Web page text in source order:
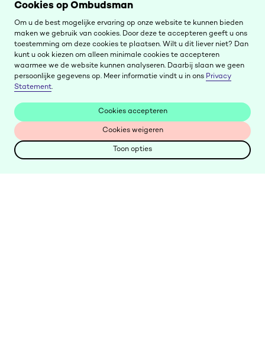
Cookies op Ombudsman
Om u de best mogelijke ervaring op onze website te kunnen bieden
maken we gebruik van cookies. Door deze te accepteren geeft u ons
toestemming om deze cookies te plaatsen. Wilt u dit liever niet? Dan
kunt u ook kiezen om alleen minimale cookies te accepteren
waarmee we de website kunnen analyseren. Daarbij slaan we geen
persoonlijke gegevens op. Meer informatie vindt u in ons Privacy
Statement.
Cookies accepteren
Cookies accepteren
Cookies weigeren
Cookies weigeren
Toon opties
Toon opties